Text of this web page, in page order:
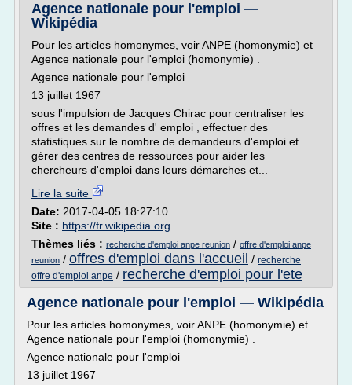
Agence nationale pour l'emploi —
Wikipédia
Pour les articles homonymes, voir ANPE (homonymie) et
Agence nationale pour l'emploi (homonymie) .
Agence nationale pour l'emploi
13 juillet 1967
sous l'impulsion de Jacques Chirac pour centraliser les
offres et les demandes d' emploi , effectuer des
statistiques sur le nombre de demandeurs d'emploi et
gérer des centres de ressources pour aider les
chercheurs d'emploi dans leurs démarches et...
Lire la suite
Date: 2017-04-05 18:27:10
Site : https://fr.wikipedia.org
Thèmes liés : recherche d'emploi anpe reunion / offre d'emploi anpe
reunion / offres d'emploi dans l'accueil / recherche
offre d'emploi anpe / recherche d'emploi pour l'ete
Agence nationale pour l'emploi — Wikipédia
Pour les articles homonymes, voir ANPE (homonymie) et
Agence nationale pour l'emploi (homonymie) .
Agence nationale pour l'emploi
13 juillet 1967